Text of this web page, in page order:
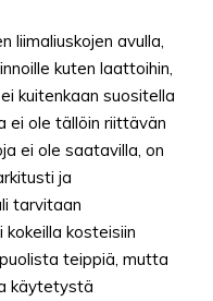
liimaliuskojen avulla,
kuten laattoihin,
kuitenkaan suositella
ei ole tällöin riittävän
ei ole saatavilla, on
ja
tarvitaan
kosteisiin
teippiä, mutta
käytetystä